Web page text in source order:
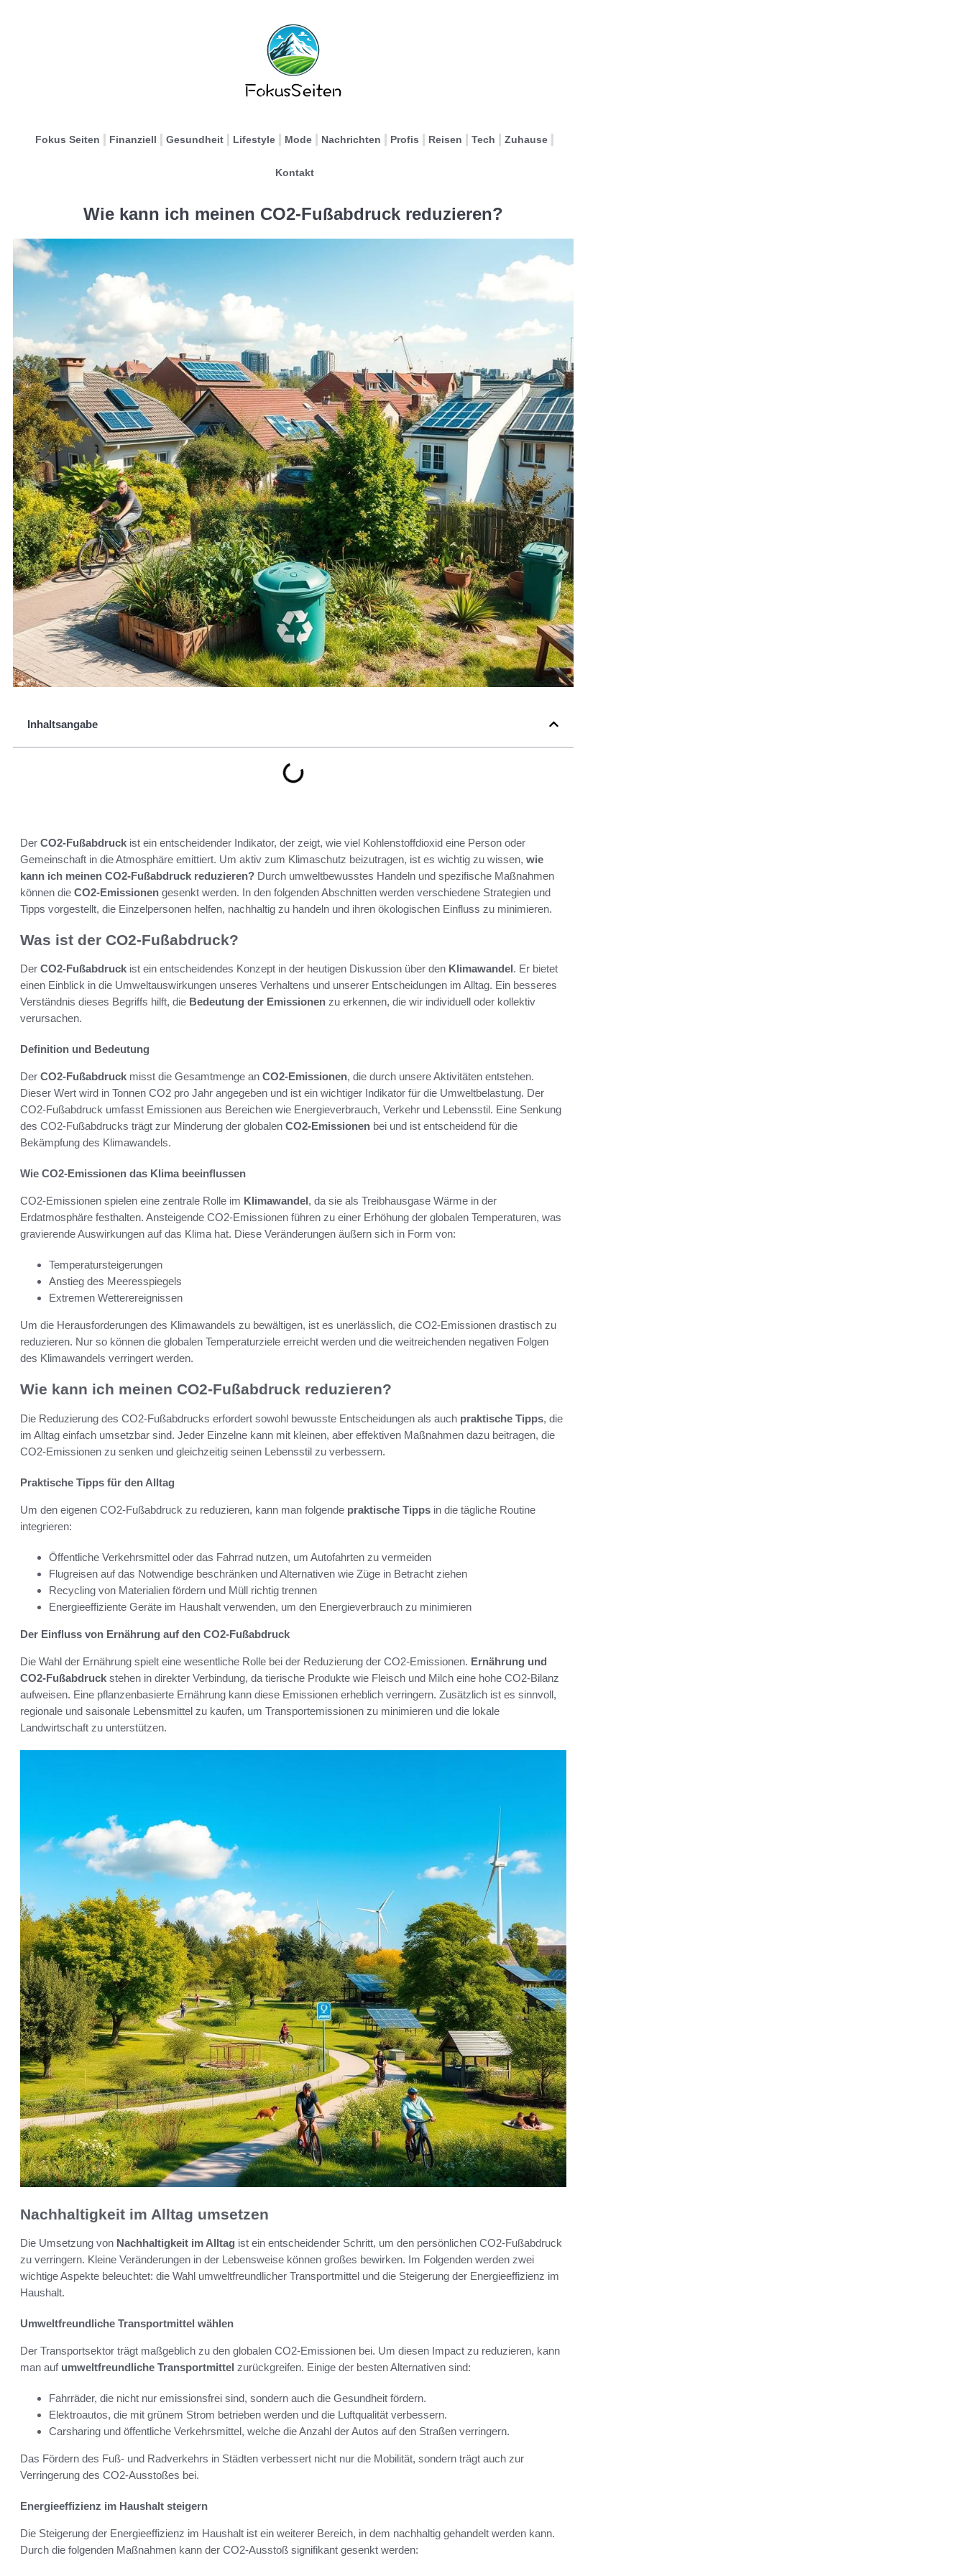
Fokus Seiten Finanziell Gesundheit Lifestyle Mode Nachrichten Profis Reisen Tech Zuhause
Kontakt
Wie kann ich meinen CO2-Fußabdruck reduzieren?
Inhaltsangabe
Der CO2-Fußabdruck ist ein entscheidender Indikator, der zeigt, wie viel Kohlenstoffdioxid eine Person oder
Gemeinschaft in die Atmosphäre emittiert. Um aktiv zum Klimaschutz beizutragen, ist es wichtig zu wissen, wie
kann ich meinen CO2-Fußabdruck reduzieren? Durch umweltbewusstes Handeln und spezifische Maßnahmen
können die CO2-Emissionen gesenkt werden. In den folgenden Abschnitten werden verschiedene Strategien und
Tipps vorgestellt, die Einzelpersonen helfen, nachhaltig zu handeln und ihren ökologischen Einfluss zu minimieren.
Was ist der CO2-Fußabdruck?
Der CO2-Fußabdruck ist ein entscheidendes Konzept in der heutigen Diskussion über den Klimawandel. Er bietet
einen Einblick in die Umweltauswirkungen unseres Verhaltens und unserer Entscheidungen im Alltag. Ein besseres
Verständnis dieses Begriffs hilft, die Bedeutung der Emissionen zu erkennen, die wir individuell oder kollektiv
verursachen.
Definition und Bedeutung
Der CO2-Fußabdruck misst die Gesamtmenge an CO2-Emissionen, die durch unsere Aktivitäten entstehen.
Dieser Wert wird in Tonnen CO2 pro Jahr angegeben und ist ein wichtiger Indikator für die Umweltbelastung. Der
CO2-Fußabdruck umfasst Emissionen aus Bereichen wie Energieverbrauch, Verkehr und Lebensstil. Eine Senkung
des CO2-Fußabdrucks trägt zur Minderung der globalen CO2-Emissionen bei und ist entscheidend für die
Bekämpfung des Klimawandels.
Wie CO2-Emissionen das Klima beeinflussen
CO2-Emissionen spielen eine zentrale Rolle im Klimawandel, da sie als Treibhausgase Wärme in der
Erdatmosphäre festhalten. Ansteigende CO2-Emissionen führen zu einer Erhöhung der globalen Temperaturen, was
gravierende Auswirkungen auf das Klima hat. Diese Veränderungen äußern sich in Form von:
Temperatursteigerungen
Anstieg des Meeresspiegels
Extremen Wetterereignissen
Um die Herausforderungen des Klimawandels zu bewältigen, ist es unerlässlich, die CO2-Emissionen drastisch zu
reduzieren. Nur so können die globalen Temperaturziele erreicht werden und die weitreichenden negativen Folgen
des Klimawandels verringert werden.
Wie kann ich meinen CO2-Fußabdruck reduzieren?
Die Reduzierung des CO2-Fußabdrucks erfordert sowohl bewusste Entscheidungen als auch praktische Tipps, die
im Alltag einfach umsetzbar sind. Jeder Einzelne kann mit kleinen, aber effektiven Maßnahmen dazu beitragen, die
CO2-Emissionen zu senken und gleichzeitig seinen Lebensstil zu verbessern.
Praktische Tipps für den Alltag
Um den eigenen CO2-Fußabdruck zu reduzieren, kann man folgende praktische Tipps in die tägliche Routine
integrieren:
Öffentliche Verkehrsmittel oder das Fahrrad nutzen, um Autofahrten zu vermeiden
Flugreisen auf das Notwendige beschränken und Alternativen wie Züge in Betracht ziehen
Recycling von Materialien fördern und Müll richtig trennen
Energieeffiziente Geräte im Haushalt verwenden, um den Energieverbrauch zu minimieren
Der Einfluss von Ernährung auf den CO2-Fußabdruck
Die Wahl der Ernährung spielt eine wesentliche Rolle bei der Reduzierung der CO2-Emissionen. Ernährung und
CO2-Fußabdruck stehen in direkter Verbindung, da tierische Produkte wie Fleisch und Milch eine hohe CO2-Bilanz
aufweisen. Eine pflanzenbasierte Ernährung kann diese Emissionen erheblich verringern. Zusätzlich ist es sinnvoll,
regionale und saisonale Lebensmittel zu kaufen, um Transportemissionen zu minimieren und die lokale
Landwirtschaft zu unterstützen.
Nachhaltigkeit im Alltag umsetzen
Die Umsetzung von Nachhaltigkeit im Alltag ist ein entscheidender Schritt, um den persönlichen CO2-Fußabdruck
zu verringern. Kleine Veränderungen in der Lebensweise können großes bewirken. Im Folgenden werden zwei
wichtige Aspekte beleuchtet: die Wahl umweltfreundlicher Transportmittel und die Steigerung der Energieeffizienz im
Haushalt.
Umweltfreundliche Transportmittel wählen
Der Transportsektor trägt maßgeblich zu den globalen CO2-Emissionen bei. Um diesen Impact zu reduzieren, kann
man auf umweltfreundliche Transportmittel zurückgreifen. Einige der besten Alternativen sind:
Fahrräder, die nicht nur emissionsfrei sind, sondern auch die Gesundheit fördern.
Elektroautos, die mit grünem Strom betrieben werden und die Luftqualität verbessern.
Carsharing und öffentliche Verkehrsmittel, welche die Anzahl der Autos auf den Straßen verringern.
Das Fördern des Fuß- und Radverkehrs in Städten verbessert nicht nur die Mobilität, sondern trägt auch zur
Verringerung des CO2-Ausstoßes bei.
Energieeffizienz im Haushalt steigern
Die Steigerung der Energieeffizienz im Haushalt ist ein weiterer Bereich, in dem nachhaltig gehandelt werden kann.
Durch die folgenden Maßnahmen kann der CO2-Ausstoß signifikant gesenkt werden: